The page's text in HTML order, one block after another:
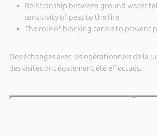
Relationship between ground water
sensitivity of peat to the fire
The role of blocking canals to prevent
Des échanges avec les opérationnels de la
des visites ont également été effectués.